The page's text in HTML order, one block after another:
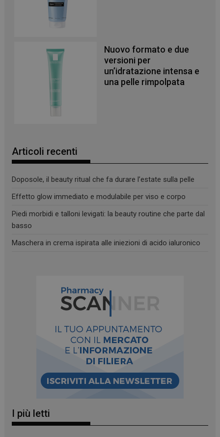
Nuovo formato e due
versioni per
un’idratazione intensa e
una pelle rimpolpata
Articoli recenti
Doposole, il beauty ritual che fa durare l’estate sulla pelle
Effetto glow immediato e modulabile per viso e corpo
Piedi morbidi e talloni levigati: la beauty routine che parte dal
basso
Maschera in crema ispirata alle iniezioni di acido ialuronico
I più letti